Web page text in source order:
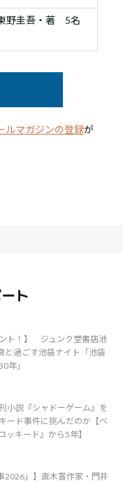
野圭吾・著 5名
ルマガジンの登録が
ト
ト！】 ジュンク堂書店池
過ごす池袋ナイト「池袋
年」
小説『シャドーゲーム』を
ード事件に挑んだのか【ベ
ッキード』から5年】
2026」】直木賞作家・門井